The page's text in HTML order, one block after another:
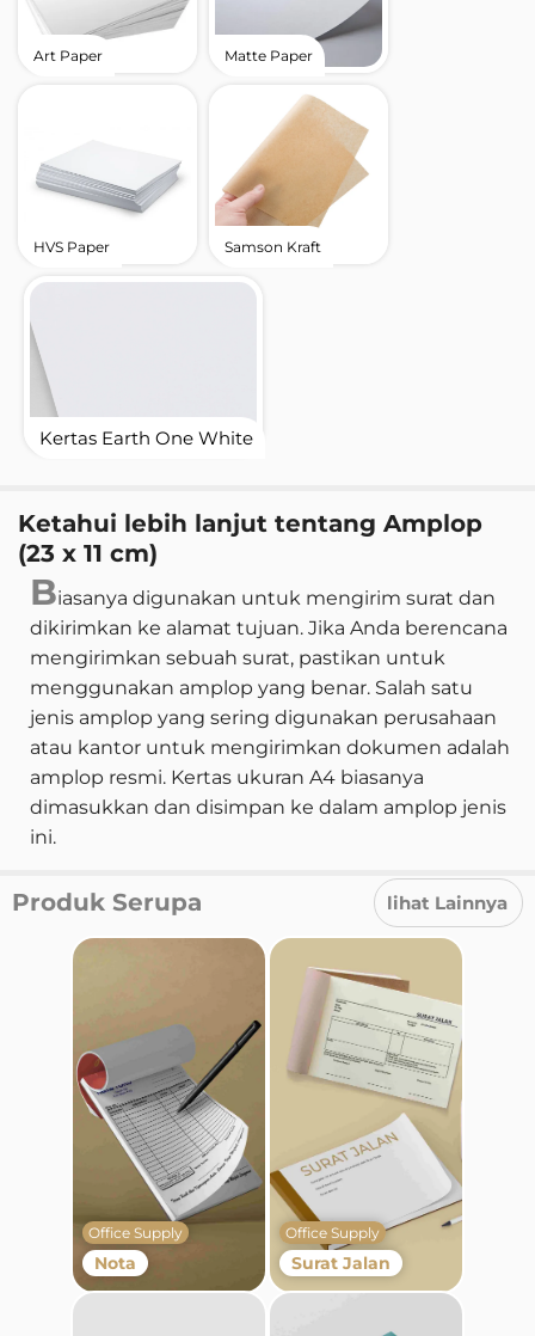
Art Paper Matte Paper
HVS Paper Samson Kraft
Kertas Earth One White
Ketahui lebih lanjut tentang Amplop
(23 x 11 cm)
Biasanya digunakan untuk mengirim surat dan
dikirimkan ke alamat tujuan. Jika Anda berencana
mengirimkan sebuah surat, pastikan untuk
menggunakan amplop yang benar. Salah satu
jenis amplop yang sering digunakan perusahaan
atau kantor untuk mengirimkan dokumen adalah
amplop resmi. Kertas ukuran A4 biasanya
dimasukkan dan disimpan ke dalam amplop jenis
ini.
Produk Serupa lihat Lainnya
Office Supply
Nota
Office Supply
Surat Jalan